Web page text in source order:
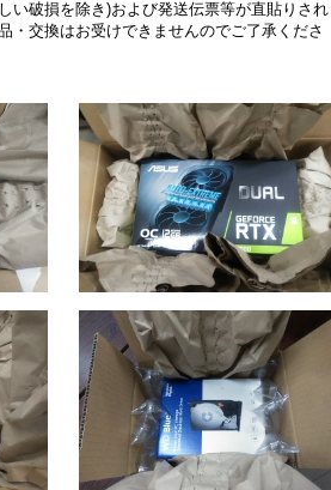
い破損を除き)および発送伝票等が直貼りされ
・交換はお受けできませんのでご了承くださ